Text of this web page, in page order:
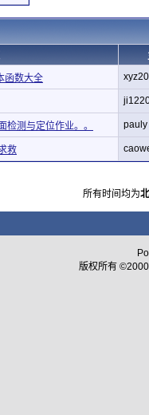
函数大全
检测与定位作业。。 pauly
救
所有时间均为
版权所有